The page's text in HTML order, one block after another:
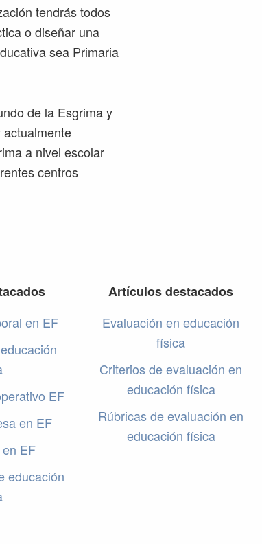
tendrás todos
o diseñar una
sea Primaria
de la Esgrima y
a nivel escolar
centros
en EF
EF
en EF
EF
educación
Artículos destacados
Evaluación en educación
física
Criterios de evaluación en
educación física
Rúbricas de evaluación en
educación física